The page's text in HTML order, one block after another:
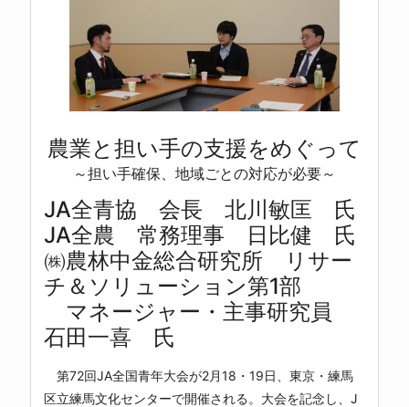
農業と担い手の支援をめぐって
～担い手確保、地域ごとの対応が必要～
JA全青協 会長 北川敏匡 氏
JA全農 常務理事 日比健 氏
㈱農林中金総合研究所 リサー
チ＆ソリューション第1部
マネージャー・主事研究員
石田一喜 氏
第72回JA全国青年大会が2月18・19日、東京・練馬
区立練馬文化センターで開催される。大会を記念し、J